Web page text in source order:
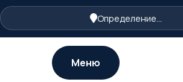
Определение...
Меню